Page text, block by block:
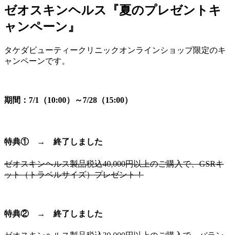
ゼオスキンヘルス『夏のプレゼントキ
ャンペーン』
タケダビューティークリニックオンラインショップ限定のキ
ャンペーンです。
期間：7/1（10:00）～7/28（15:00）
特典① → 終了しました
ゼオスキンヘルス製品税込40,000円以上のご購入で、GSRキ
ット（トラベルサイズ）プレゼント！
特典② → 終了しました